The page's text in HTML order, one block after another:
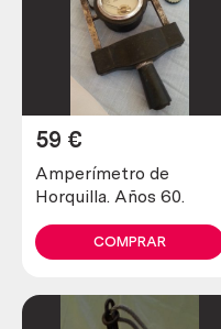
Amperímetro de
Horquilla. Años 60.
59 €
COMPRAR